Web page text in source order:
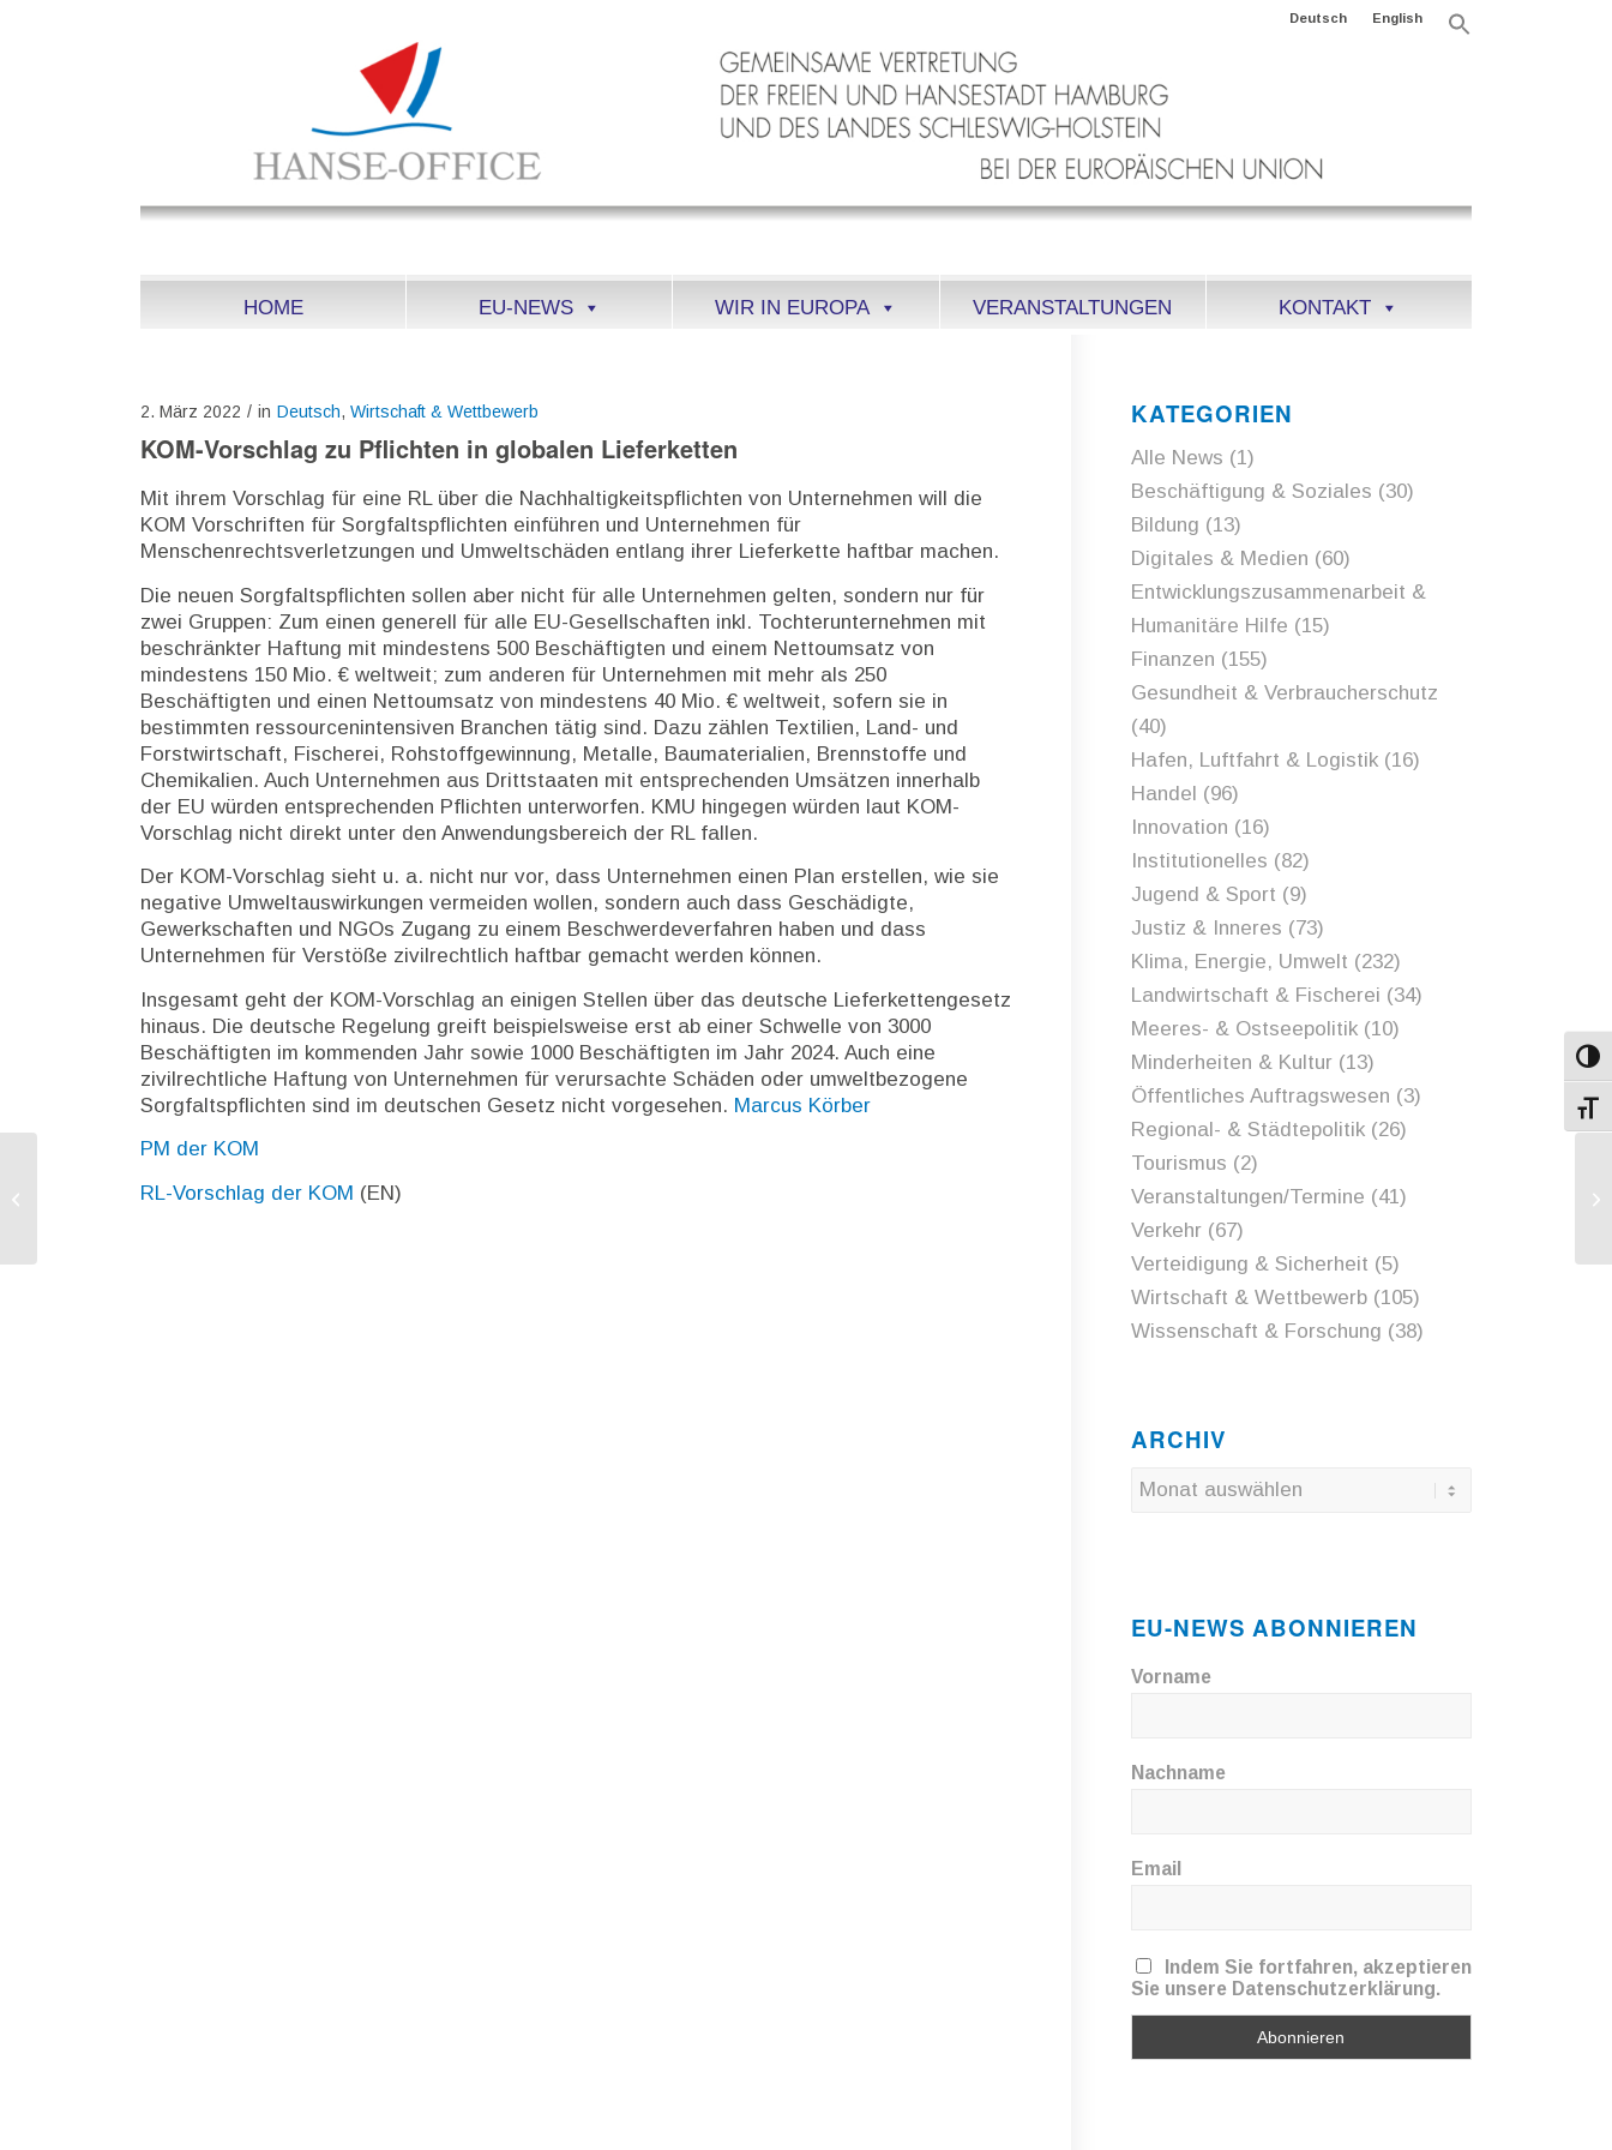
Deutsch English
HOME EU-NEWS WIR IN EUROPA VERANSTALTUNGEN KONTAKT
2. März 2022 / in Deutsch,Wirtschaft & Wettbewerb
KOM-Vorschlag zu Pflichten in globalen Lieferketten
Mit ihrem Vorschlag für eine RL über die Nachhaltigkeitspflichten von Unternehmen will die
KOM Vorschriften für Sorgfaltspflichten einführen und Unternehmen für
Menschenrechtsverletzungen und Umweltschäden entlang ihrer Lieferkette haftbar machen.
Die neuen Sorgfaltspflichten sollen aber nicht für alle Unternehmen gelten, sondern nur für
zwei Gruppen: Zum einen generell für alle EU-Gesellschaften inkl. Tochterunternehmen mit
beschränkter Haftung mit mindestens 500 Beschäftigten und einem Nettoumsatz von
mindestens 150 Mio. € weltweit; zum anderen für Unternehmen mit mehr als 250
Beschäftigten und einen Nettoumsatz von mindestens 40 Mio. € weltweit, sofern sie in
bestimmten ressourcenintensiven Branchen tätig sind. Dazu zählen Textilien, Land- und
Forstwirtschaft, Fischerei, Rohstoffgewinnung, Metalle, Baumaterialien, Brennstoffe und
Chemikalien. Auch Unternehmen aus Drittstaaten mit entsprechenden Umsätzen innerhalb
der EU würden entsprechenden Pflichten unterworfen. KMU hingegen würden laut KOM-
Vorschlag nicht direkt unter den Anwendungsbereich der RL fallen.
Der KOM-Vorschlag sieht u. a. nicht nur vor, dass Unternehmen einen Plan erstellen, wie sie
negative Umweltauswirkungen vermeiden wollen, sondern auch dass Geschädigte,
Gewerkschaften und NGOs Zugang zu einem Beschwerdeverfahren haben und dass
Unternehmen für Verstöße zivilrechtlich haftbar gemacht werden können.
Insgesamt geht der KOM-Vorschlag an einigen Stellen über das deutsche Lieferkettengesetz
hinaus. Die deutsche Regelung greift beispielsweise erst ab einer Schwelle von 3000
Beschäftigten im kommenden Jahr sowie 1000 Beschäftigten im Jahr 2024. Auch eine
zivilrechtliche Haftung von Unternehmen für verursachte Schäden oder umweltbezogene
Sorgfaltspflichten sind im deutschen Gesetz nicht vorgesehen. Marcus Körber
PM der KOM
RL-Vorschlag der KOM (EN)
KATEGORIEN
Alle News (1)
Beschäftigung & Soziales (30)
Bildung (13)
Digitales & Medien (60)
Entwicklungszusammenarbeit &
Humanitäre Hilfe (15)
Finanzen (155)
Gesundheit & Verbraucherschutz
(40)
Hafen, Luftfahrt & Logistik(16)
Handel (96)
Innovation (16)
Institutionelles (82)
Jugend & Sport (9)
Justiz & Inneres (73)
Klima, Energie, Umwelt (232)
Landwirtschaft & Fischerei (34)
Meeres- & Ostseepolitik(10)
Minderheiten & Kultur(13)
Öffentliches Auftragswesen (3)
Regional- & Städtepolitik(26)
Tourismus (2)
Veranstaltungen/Termine (41)
Verkehr(67)
Verteidigung & Sicherheit (5)
Wirtschaft & Wettbewerb(105)
Wissenschaft & Forschung (38)
ARCHIV
EU-NEWS ABONNIEREN
Vorname
Nachname
Email
Indem Sie fortfahren, akzeptieren
Sie unsere Datenschutzerklärung.
Erster Jahresbericht zur Aufbau- und